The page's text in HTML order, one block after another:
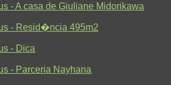
- A casa de Giuliane Midorikawa
- Resid�ncia 495m2
- Dica
- Parceria Nayhana